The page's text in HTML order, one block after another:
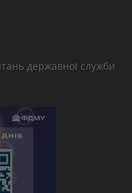
державної служби